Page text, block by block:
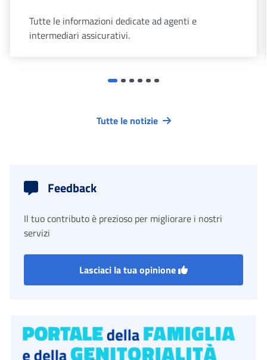
Tutte le informazioni dedicate ad agenti e
intermediari assicurativi.
Tutte le notizie
Feedback
Il tuo contributo è prezioso per migliorare i nostri
servizi
Lasciaci la tua opinione